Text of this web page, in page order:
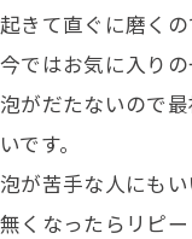
起きて直ぐに磨く
今ではお気に入りの
泡がだたないので
いです。
泡が苦手な人にもい
無くなったらリピー